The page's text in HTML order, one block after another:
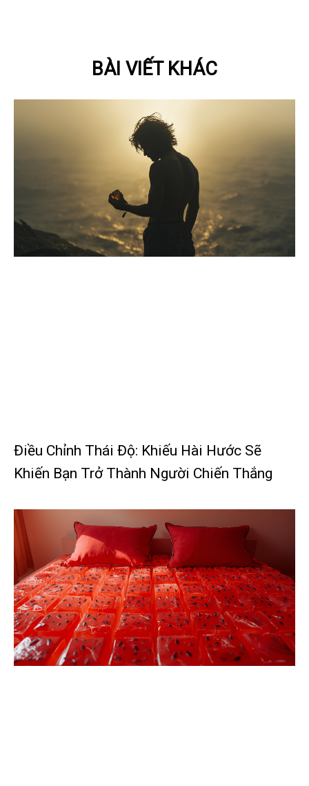
BÀI VIẾT KHÁC
Điều Chỉnh Thái Độ: Khiếu Hài Hước Sẽ
Khiến Bạn Trở Thành Người Chiến Thắng